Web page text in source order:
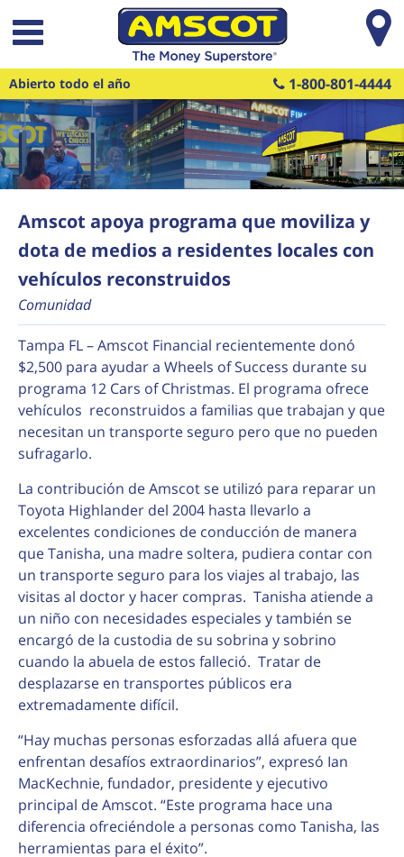
Saltar al contenido principal
Abierto todo el año 1-800-801-4444
Amscot apoya programa que moviliza y
dota de medios a residentes locales con
vehículos reconstruidos
Comunidad
Tampa FL – Amscot Financial recientemente donó
$2,500 para ayudar a Wheels of Success durante su
programa 12 Cars of Christmas. El programa ofrece
vehículos reconstruidos a familias que trabajan y que
necesitan un transporte seguro pero que no pueden
sufragarlo.
La contribución de Amscot se utilizó para reparar un
Toyota Highlander del 2004 hasta llevarlo a
excelentes condiciones de conducción de manera
que Tanisha, una madre soltera, pudiera contar con
un transporte seguro para los viajes al trabajo, las
visitas al doctor y hacer compras. Tanisha atiende a
un niño con necesidades especiales y también se
encargó de la custodia de su sobrina y sobrino
cuando la abuela de estos falleció. Tratar de
desplazarse en transportes públicos era
extremadamente difícil.
“Hay muchas personas esforzadas allá afuera que
enfrentan desafíos extraordinarios”, expresó Ian
MacKechnie, fundador, presidente y ejecutivo
principal de Amscot. “Este programa hace una
diferencia ofreciéndole a personas como Tanisha, las
herramientas para el éxito”.